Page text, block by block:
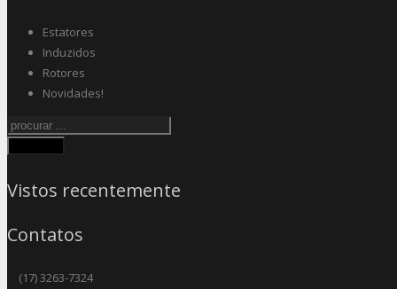
Estatores
Induzidos
Rotores
Novidades!
Vistos recentemente
Contatos
(17) 3263-7324